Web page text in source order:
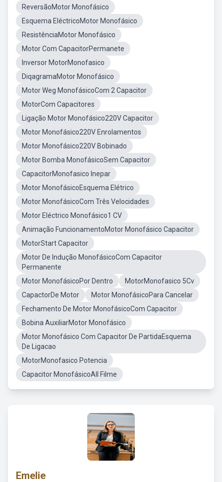
ReversãoMotor Monofásico
Esquema EléctricoMotor Monofásico
ResistênciaMotor Monofásico
Motor Com CapacitorPermanete
Inversor MotorMonofasico
DiqagramaMotor Monofásico
Motor Weg MonofásicoCom 2 Capacitor
MotorCom Capacitores
Ligação Motor Monofásico220V Capacitor
Motor Monofásico220V Enrolamentos
Motor Monofásico220V Bobinado
Motor Bomba MonofásicoSem Capacitor
CapacitorMonofasico Inepar
Motor MonofásicoEsquema Elétrico
Motor MonofásicoCom Três Velocidades
Motor Eléctrico Monofásico1 CV
Animação FuncionamentoMotor Monofásico Capacitor
MotorStart Capacitor
Motor De Indução MonofásicoCom Capacitor
Permanente
Motor MonofásicoPor Dentro
MotorMonofasico 5Cv
CapactorDe Motor
Motor MonofásicoPara Cancelar
Fechamento De Motor MonofásicoCom Capacitor
Bobina AuxiliarMotor Monofásico
Motor Monofásico Com Capacitor De PartidaEsquema
De Ligacao
MotorMonofasico Potencia
Capacitor MonofásicoAll Filme
Emelie